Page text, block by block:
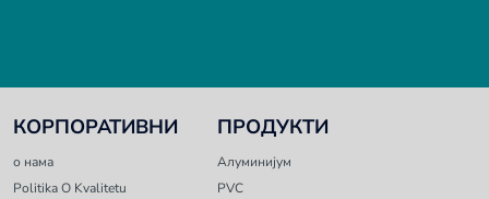
КОРПОРАТИВНИ
о нама
Politika O Kvalitetu
ПРОДУКТИ
Алуминијум
PVC